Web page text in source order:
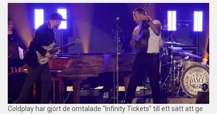
Coldplay har gjort de omtalade "Infinity Tickets" till ett sätt att ge